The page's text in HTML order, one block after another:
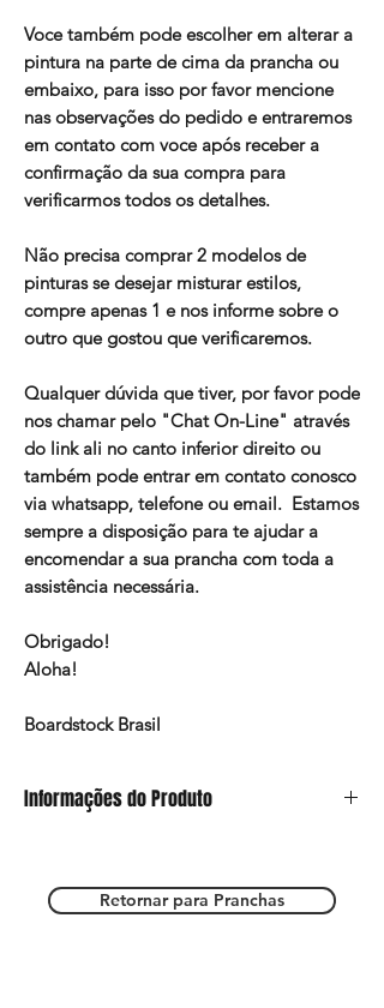
Voce também pode escolher em alterar a
pintura na parte de cima da prancha ou
embaixo, para isso por favor mencione
nas observações do pedido e entraremos
em contato com voce após receber a
confirmação da sua compra para
verificarmos todos os detalhes.
Não precisa comprar 2 modelos de
pinturas se desejar misturar estilos,
compre apenas 1 e nos informe sobre o
outro que gostou que verificaremos.
Qualquer dúvida que tiver, por favor pode
nos chamar pelo "Chat On-Line" através
do link ali no canto inferior direito ou
também pode entrar em contato conosco
via whatsapp, telefone ou email. Estamos
sempre a disposição para te ajudar a
encomendar a sua prancha com toda a
assistência necessária.
Obrigado!
Aloha!
Boardstock Brasil
Informações do Produto
nos outros anúncios do site.
Retornar para Pranchas